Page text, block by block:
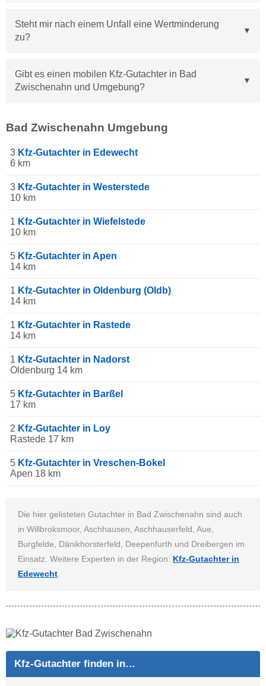
Steht mir nach einem Unfall eine Wertminderung
zu?
Gibt es einen mobilen Kfz-Gutachter in Bad
Zwischenahn und Umgebung?
Bad Zwischenahn Umgebung
3 Kfz-Gutachter in Edewecht
6 km
3 Kfz-Gutachter in Westerstede
10 km
1 Kfz-Gutachter in Wiefelstede
10 km
5 Kfz-Gutachter in Apen
14 km
1 Kfz-Gutachter in Oldenburg (Oldb)
14 km
1 Kfz-Gutachter in Rastede
14 km
1 Kfz-Gutachter in Nadorst
Oldenburg 14 km
5 Kfz-Gutachter in Barßel
17 km
2 Kfz-Gutachter in Loy
Rastede 17 km
5 Kfz-Gutachter in Vreschen-Bokel
Apen 18 km
Die hier gelisteten Gutachter in Bad Zwischenahn sind auch
in Willbroksmoor, Aschhausen, Aschhauserfeld, Aue,
Burgfelde, Dänikhorsterfeld, Deepenfurth und Dreibergen im
Einsatz. Weitere Experten in der Region: Kfz-Gutachter in
Edewecht
Kfz-Gutachter finden in…